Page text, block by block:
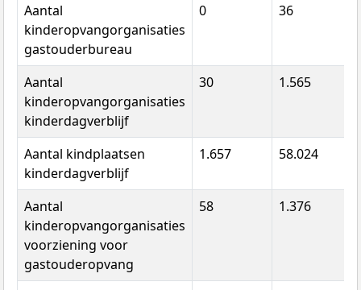
Aantal
kinderopvangorganisaties
gastouderbureau
0 36
Aantal
kinderopvangorganisaties
kinderdagverblijf
30 1.565
Aantal kindplaatsen
kinderdagverblijf
1.657 58.024
Aantal
kinderopvangorganisaties
voorziening voor
gastouderopvang
58 1.376